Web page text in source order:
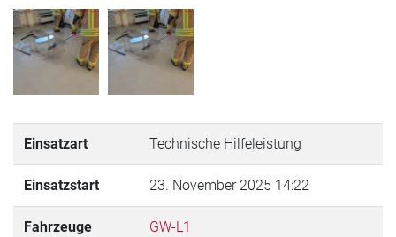
Einsatzart Technische Hilfeleistung
Einsatzstart 23. November 2025 14:22
Fahrzeuge GW-L1